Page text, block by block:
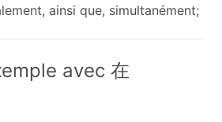
ainsi que, simultanément;
avec 在